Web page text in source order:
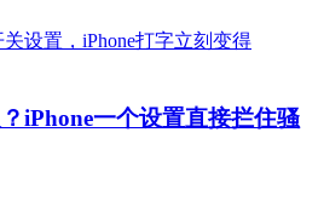
iPhone一个设置直接拦住骚